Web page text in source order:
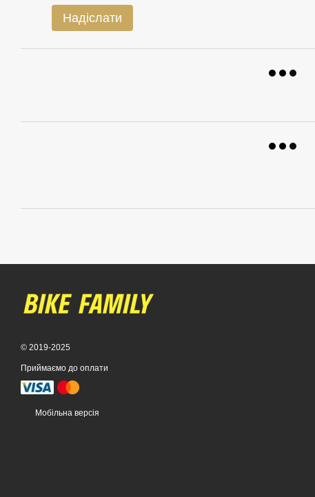
Надіслати
© 2019-2025
Приймаємо до оплати
Мобільна версія